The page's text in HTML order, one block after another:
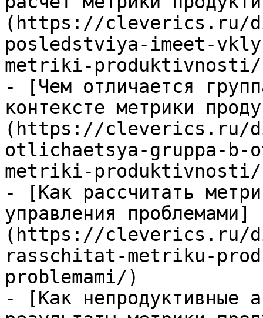
(https://cleverics.ru/
posledstviya-imeet-
metriki-
- [Чем отличается
контексте метрики
(https://cleverics.ru/
otlichaetsya-gruppa-b-
metriki-
- [Как рассчитать
управления проблемами]
(https://cleverics.ru/
rasschitat-metriku-
problemami/)
- [Как непродуктивные